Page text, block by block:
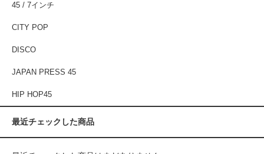
45 / 7インチ
CITY POP
DISCO
JAPAN PRESS 45
HIP HOP45
最近チェックした商品